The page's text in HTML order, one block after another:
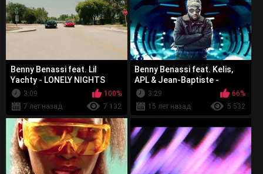
Benny Benassi feat. Lil
Yachty - LONELY NIGHTS
3:09
100%
7 лет назад
7 132
Benny Benassi feat. Kelis,
APL & Jean-Baptiste -
Spaceship
3:29
66%
15 лет назад
5 532